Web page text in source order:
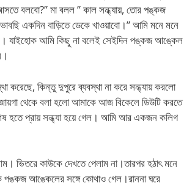
বলবো?” মা বলল ” কাল সন্ধ্যায়, তোর পঙ্কজ
একদিন বাড়িতে ডেকে খাওয়াবো।” আমি মনে মনে
যাইহোক আমি কিছু না বলেই সেইদিন পঙ্কজ আঙ্কেল
করেছে, কিন্তু দুপুরে ব্যবস্থা না করে সন্ধ্যায় করলো
থেকে বলা হলো আমাকে আজ বিকেলে ডিউটি করতে
হতে প্রায় সন্ধ্যা হয়ে গেল। আমি আর একজন কলিগ
ভিতরে কাউকে দেখতে পেলাম না।তারপর হঠাৎ মনে
আঙ্কেলের সঙ্গে কোথাও গেল।রান্না ঘরে